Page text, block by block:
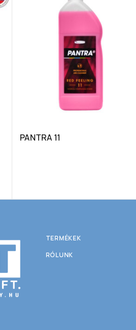
PANTRA 11
TERMÉKEK
RÓLUNK